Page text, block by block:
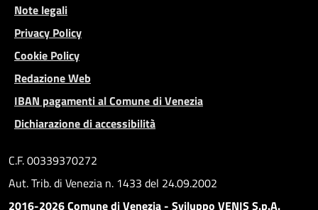
Note legali
Privacy Policy
Cookie Policy
Redazione Web
IBAN pagamenti al Comune di Venezia
Dichiarazione di accessibilità
C.F. 00339370272
Aut. Trib. di Venezia n. 1433 del 24.09.2002
2016-2026 Comune di Venezia - Sviluppo VENIS S.p.A.